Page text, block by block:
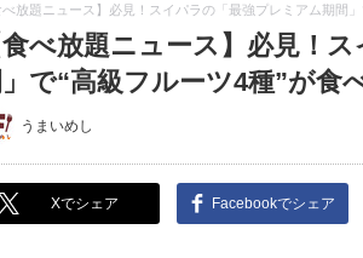
べ放題ニュース】必見！スイパラの「最強プレミアム期間
食べ放題ニュース】必見！
」で“高級フルーツ4種”が食
うまいめし
Xでシェア Facebookでシェア